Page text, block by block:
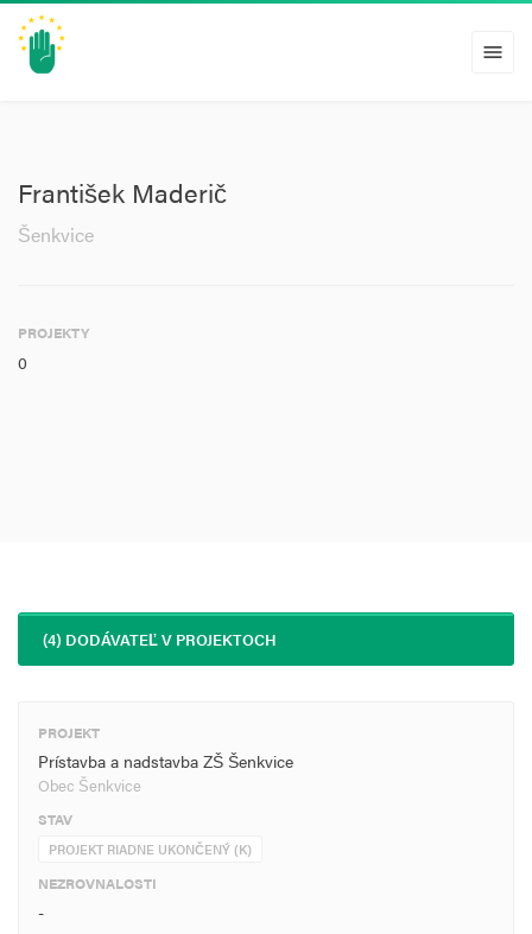
menu
František Maderič
Šenkvice
PROJEKTY
0
(4) DODÁVATEĽ V PROJEKTOCH
PROJEKT
Prístavba a nadstavba ZŠ Šenkvice
Obec Šenkvice
STAV
PROJEKT RIADNE UKONČENÝ (K)
NEZROVNALOSTI
-